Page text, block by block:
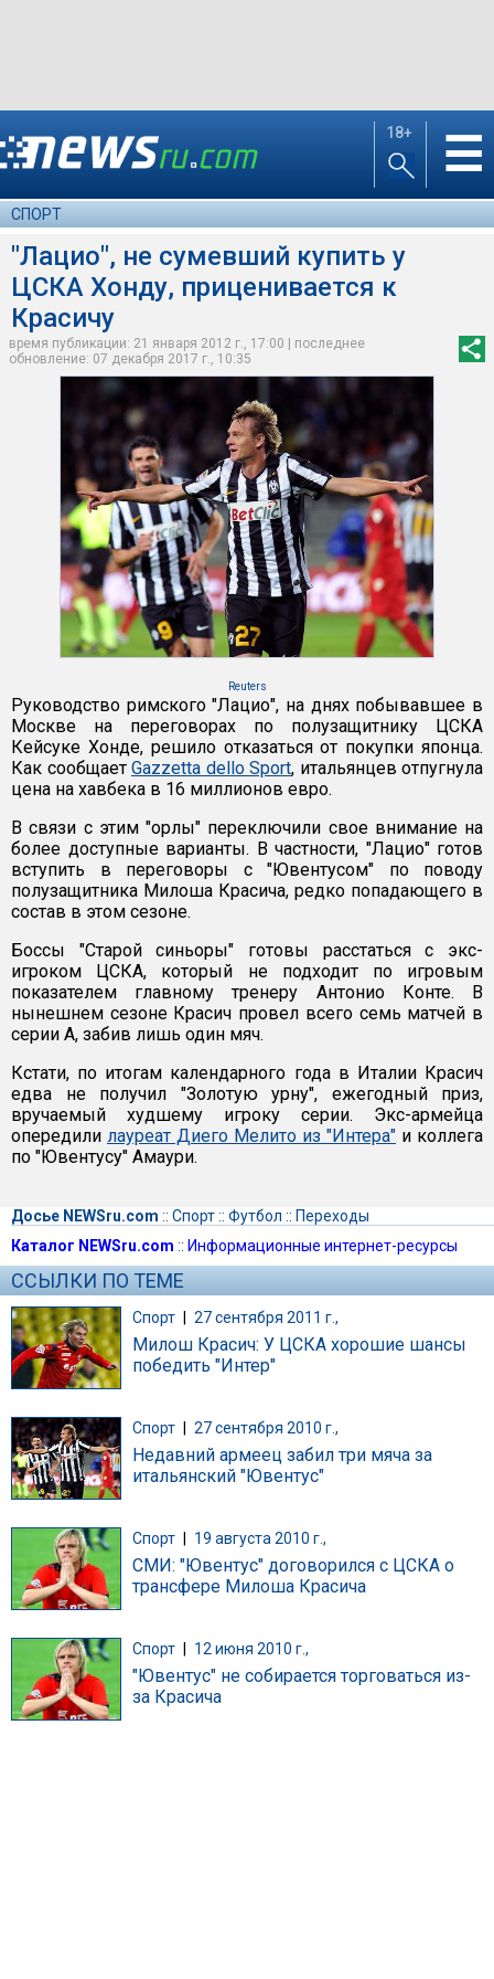
18+ ☰
СПОРТ
"Лацио", не сумевший купить у
ЦСКА Хонду, приценивается к
Красичу
время публикации: 21 января 2012 г., 17:00 | последнее
обновление: 07 декабря 2017 г., 10:35
Reuters
Руководство римского "Лацио", на днях побывавшее в
Москве на переговорах по полузащитнику ЦСКА
Кейсуке Хонде, решило отказаться от покупки японца.
Как сообщает Gazzetta dello Sport, итальянцев отпугнула
цена на хавбека в 16 миллионов евро.
В связи с этим "орлы" переключили свое внимание на
более доступные варианты. В частности, "Лацио" готов
вступить в переговоры с "Ювентусом" по поводу
полузащитника Милоша Красича, редко попадающего в
состав в этом сезоне.
Боссы "Старой синьоры" готовы расстаться с экс-
игроком ЦСКА, который не подходит по игровым
показателем главному тренеру Антонио Конте. В
нынешнем сезоне Красич провел всего семь матчей в
серии А, забив лишь один мяч.
Кстати, по итогам календарного года в Италии Красич
едва не получил "Золотую урну", ежегодный приз,
вручаемый худшему игроку серии. Экс-армейца
опередили лауреат Диего Мелито из "Интера" и коллега
по "Ювентусу" Амаури.
Досье NEWSru.com :: Спорт:: Футбол :: Переходы
Каталог NEWSru.com :: Информационные интернет-ресурсы
ССЫЛКИ ПО ТЕМЕ
Спорт | 27 сентября 2011 г.,
Милош Красич: У ЦСКА хорошие шансы
победить "Интер"
Спорт 27 сентября 2010 г.,
Недавний армеец забил три мяча за
итальянский "Ювентус"
Спорт 19 августа 2010 г.,
СМИ: "Ювентус" договорился с ЦСКА о
трансфере Милоша Красича
Спорт 12 июня 2010 г.,
"Ювентус" не собирается торговаться из-
за Красича